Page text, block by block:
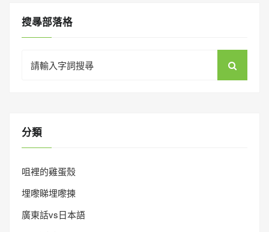
搜㝷部落格
for:
分類
咀裡的雞蛋殼
埋嚟睇埋嚟揀
廣東話vs日本語